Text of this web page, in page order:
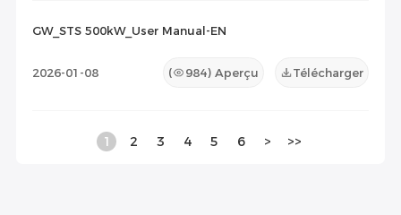
GW_STS 500kW_User Manual-EN
2026-01-08 ( 984) Aperçu Télécharger
1 2 3 4 5 6 > >>